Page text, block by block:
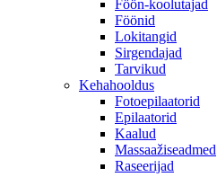
Föön-koolutajad
Föönid
Lokitangid
Sirgendajad
Tarvikud
Kehahooldus
Fotoepilaatorid
Epilaatorid
Kaalud
Massaažiseadmed
Raseerijad